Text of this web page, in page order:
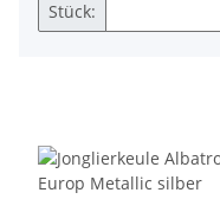
Stück: